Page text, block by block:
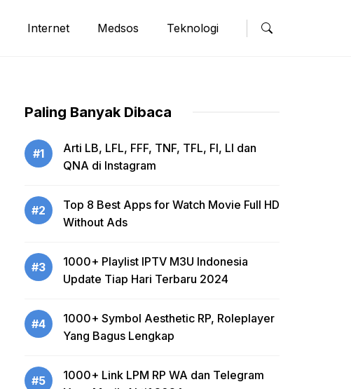
Internet Medsos Teknologi
Paling Banyak Dibaca
#1
Arti LB, LFL, FFF, TNF, TFL, FI, LI dan
QNA di Instagram
#2
Top 8 Best Apps for Watch Movie Full HD
Without Ads
#3
1000+ Playlist IPTV M3U Indonesia
Update Tiap Hari Terbaru 2024
#4
1000+ Symbol Aesthetic RP, Roleplayer
Yang Bagus Lengkap
#5
1000+ Link LPM RP WA dan Telegram